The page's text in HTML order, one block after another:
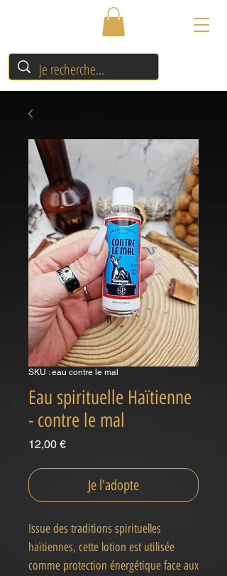
SKU : eau contre le mal
Eau spirituelle Haïtienne
- contre le mal
12,00 €Prix
Je l'adopte
Issue des traditions spirituelles
haïtiennes, cette lotion est utilisée
comme protection énergétique face aux